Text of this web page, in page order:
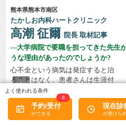
熊本県熊本市南区
たかしお内科ハートクリニック
高潮 征爾 院長 取材記事
大学病院で要職を担ってきた先生
うな理由があったのでしょうか?
心不全という病気は発症すると治
ることはなく、患者さんは生涯付
き合っていかなくてはなりませ
ん。しかも、悪化と改善を繰り返
しながら病状はだんだん悪くなっ
ていきます。大学病院で後進の育
予約/受付
8
現在診